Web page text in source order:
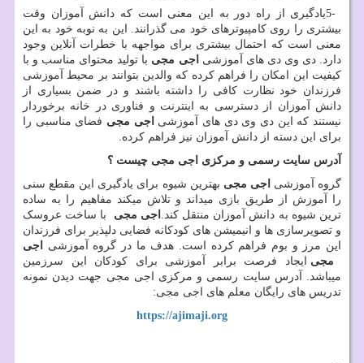
5-یادگیری از راه دور به این معنی است که دانش آموزان وقت
بیشتری را روی کامپیوترهای خود می گذرانند. این به نوبه خود به این
معنی است که احتمال بیشتری برای مواجهه با خطرات آنلاین وجود
دارد. دی وی دی های آموزشی اجی مجی با تولید محتوای مناسب و با
کیفیت این امکان را فراهم کرده که والدین بتوانند بر محیط آموزشی
فرزندان خود نظارت کافی را داشته باشند و در ضمن بسیاری از
دانش آموزان از دسترسی به اینترنت و فناوری در خانه برخوردار
نیستند که این دی وی دی های آموزشی اجی مجی فضای مناسبی را
برای این دسته از دانش آموزان نیز فراهم کرده.
آدرس سایت رسمی و مرکزی اجی مجی چیست ؟
گروه آموزشی اجی مجی بهترین شیوه برای یادگیری این مقطع سنی
را آموزش از طریق بازی میداند و تلاش میکند مفاهیم را به ساده
ترین شیوه به دانش آموزان منتقل کند.
اجی مجی با ساخت عروسک
و تصویرسازی ها و انیمیشن های کودکانه فضایی دلپذیر برای فرزندان
این مرز و بوم فراهم کرده است. هدف ما در گروه آموزشی
اجی
مجی ایجاد فرصت برابر آموزشی برای کودکان این سرزمین
میباشد. آدرس سایت رسمی و مرکزی اجی مجی جهت دیدن نمونه
تدریس های رایگان معلم های اجی مجی:
https://ajimaji.org